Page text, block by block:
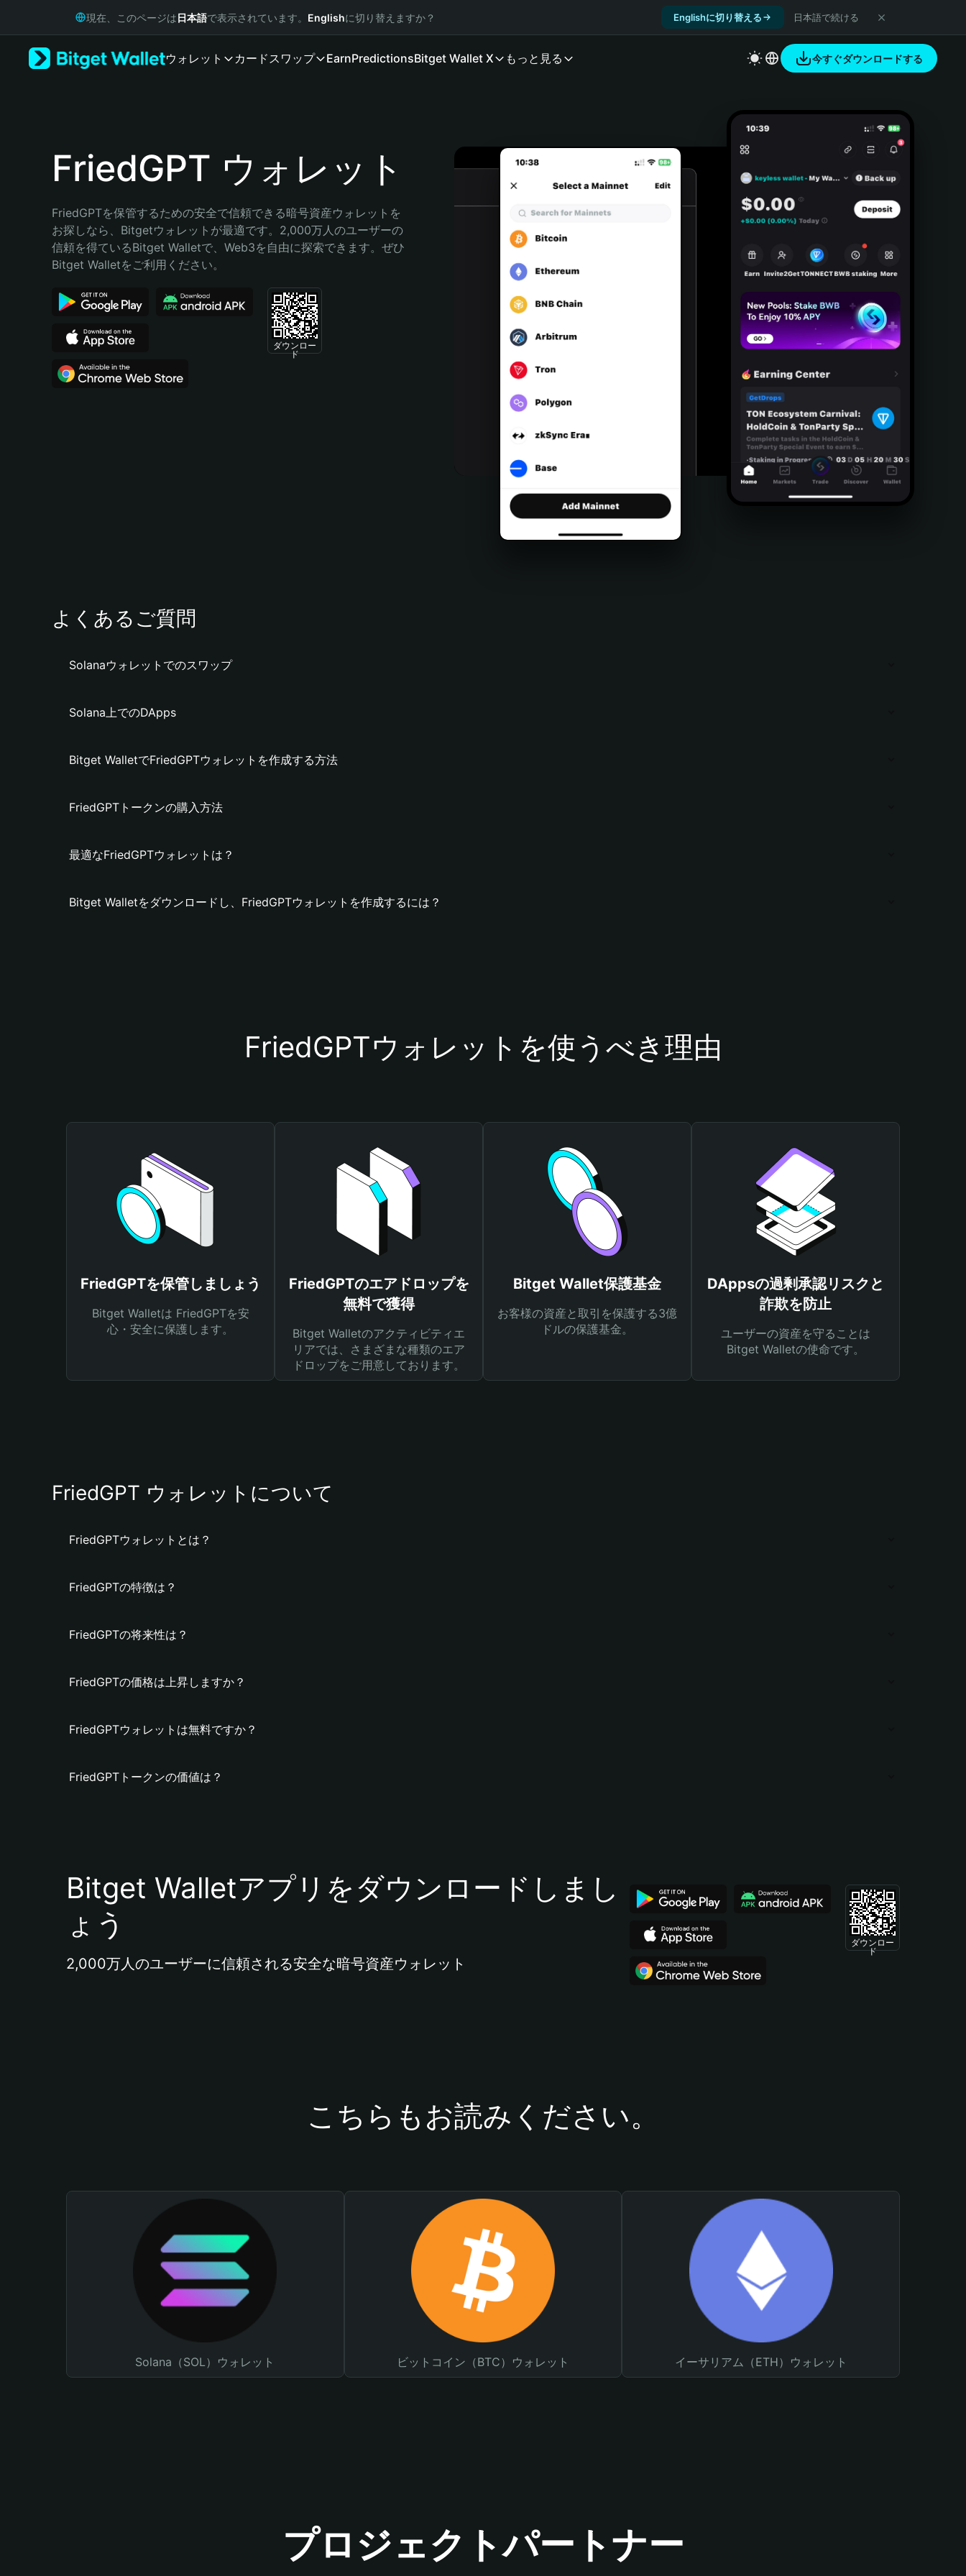
Русский
Bahasa Indonesia
Português (Brasil)
現在、このページは日本語で表示されています。 Englishに切り替えますか？ Englishに切り替える 日本語で続ける
ウォレット カードスワップ EarnPredictionsBitget Wallet X もっと見る 今すぐダウンロードする
FriedGPT ウォレット
FriedGPTを保管するための安全で信頼できる暗号資産ウォレットを
お探しなら、Bitgetウォレットが最適です。2,000万人のユーザーの
信頼を得ているBitget Walletで、Web3を自由に探索できます。ぜひ
Bitget Walletをご利用ください。
ダウンロー
ド
よくあるご質問
Solanaウォレットでのスワップ
Solana上でのDApps
Bitget WalletでFriedGPTウォレットを作成する方法
FriedGPTトークンの購入方法
最適なFriedGPTウォレットは？
Bitget Walletをダウンロードし、FriedGPTウォレットを作成するには？
FriedGPTウォレットを使うべき理由
FriedGPTを保管しましょう
Bitget Walletは FriedGPTを安
心・安全に保護します。
FriedGPTのエアドロップを
無料で獲得
Bitget Walletのアクティビティエ
リアでは、さまざまな種類のエア
ドロップをご用意しております。
Bitget Wallet保護基金
お客様の資産と取引を保護する3億
ドルの保護基金。
DAppsの過剰承認リスクと
詐欺を防止
ユーザーの資産を守ることは
Bitget Walletの使命です。
FriedGPT ウォレットについて
FriedGPTウォレットとは？
FriedGPTの特徴は？
FriedGPTの将来性は？
FriedGPTの価格は上昇しますか？
FriedGPTウォレットは無料ですか？
FriedGPTトークンの価値は？
Bitget Walletアプリをダウンロードしまし
ょう
2,000万人のユーザーに信頼される安全な暗号資産ウォレット
ダウンロー
ド
こちらもお読みください。
Solana（SOL）ウォレット ビットコイン（BTC）ウォレット イーサリアム（ETH）ウォレット
プロジェクトパートナー